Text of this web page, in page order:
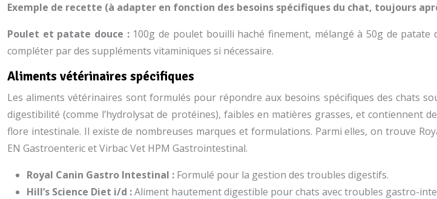
Exemple de recette (à adapter en fonction des besoins spécifiques du chat, toujours
Poulet et patate douce : 100g de poulet bouilli haché finement, mélangé à 50g de
compléter par des suppléments vitaminiques si nécessaire.
Aliments vétérinaires spécifiques
Les aliments vétérinaires sont formulés pour répondre aux besoins spécifiques des chats
digestibilité (comme l’hydrolysat de protéines), faibles en matières grasses, et contiennent
flore intestinale. Il existe de nombreuses marques et formulations. Parmi elles, on trouve
EN Gastroenteric et Virbac Vet HPM Gastrointestinal.
Royal Canin Gastro Intestinal : Formulé pour la gestion des troubles digestifs.
Hill’s Science Diet i/d :Aliment hautement digestible pour chats avec troubles gastro-